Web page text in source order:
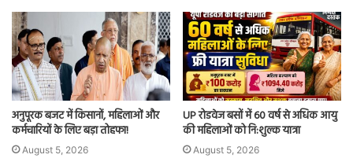
अनुपूरक बजट में किसानों, महिलाओं और
कर्मचारियों के लिए बड़ा तोहफा!
August 5, 2026
UP रोडवेज बसों में 60 वर्ष से अधिक आयु
की महिलाओं को नि:शुल्क यात्रा
August 5, 2026